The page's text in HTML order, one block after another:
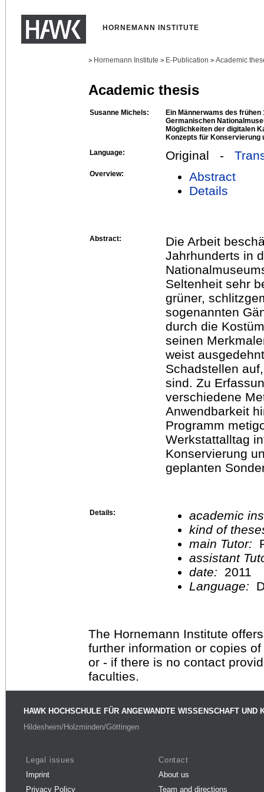
HORNEMANN INSTITUTE
> Hornemann Institute > E-Publication > Academic
Academic thesis
Susanne Michels:
Ein Männerwams des
Germanischen
Möglichkeiten der digitalen
Konzepts für Konservierung
Language:
Original -
Overview:
Abstract
Details
Abstract:
Die Arbeit
Jahrhunderts in
Seltenheit sehr
grüner,
sogenannten
durch die
seinen
weist
Schadstellen
sind. Zu
verschiedene
Anwendbarkeit
Programm
Werkstattalltag
Konservierung
geplanten
Details:
academic
kind of
main Tutor:
assistant
date:
2011
Language:
The Hornemann Institute
further information or copies
or - if there is no contact
faculties.
HAWK HOCHSCHULE FÜR ANGEWANDTE WISSENSCHAFT UND
Hildesheim/Holzminden/Göttingen
Legal issues
Imprint
Privacy Policy
Contact
About us
Team and directions